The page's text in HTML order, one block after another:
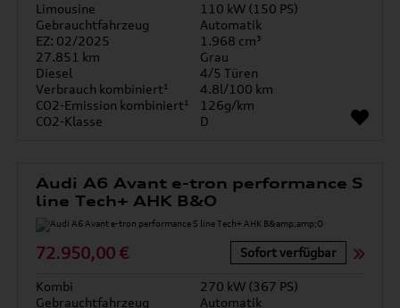
Limousine
110 kW (150 PS)
Gebrauchtfahrzeug
Automatik
EZ: 02/2025
1.968 cm³
27.851 km
Grau
Diesel
4/5 Türen
Verbrauch kombiniert¹
4.8l/100 km
CO2-Emission kombiniert¹
126g/km
CO2-Klasse
D
Audi A6 Avant e-tron performance S
line Tech+ AHK B&O
72.950,00 € Sofort verfügbar
Kombi
270 kW (367 PS)
Gebrauchtfahrzeug
Automatik